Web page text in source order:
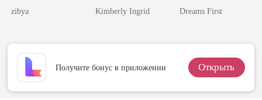
zibya Kimberly Ingrid
Вечное
Dreams First
Получите бонус в приложении Открыть